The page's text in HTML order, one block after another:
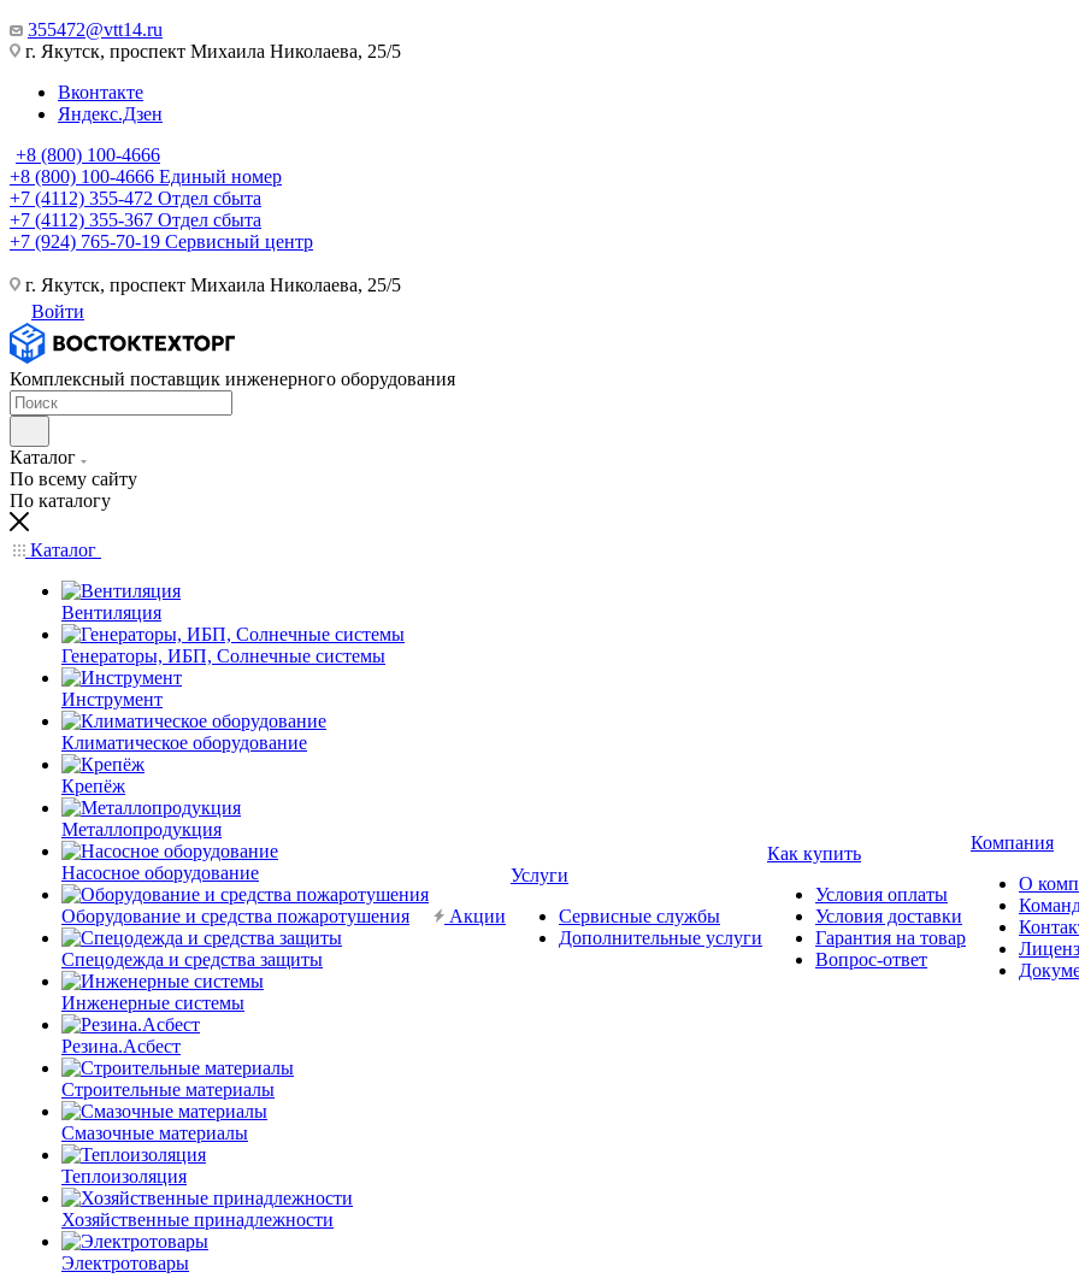
355472@vtt14.ru
г. Якутск, проспект Михаила Николаева, 25/5
Вконтакте
Яндекс.Дзен
+8 (800) 100-4666
+8 (800) 100-4666 Единый номер
+7 (4112) 355-472 Отдел сбыта
+7 (4112) 355-367 Отдел сбыта
+7 (924) 765-70-19 Сервисный центр
г. Якутск, проспект Михаила Николаева, 25/5
Войти
Комплексный поставщик инженерного оборудования
Каталог
По всему сайту
По каталогу
Каталог
Вентиляция
Генераторы, ИБП, Солнечные системы
Инструмент
Климатическое оборудование
Крепёж
Металлопродукция
Насосное оборудование
Оборудование и средства пожаротушения
Спецодежда и средства защиты
Инженерные системы
Резина.Асбест
Строительные материалы
Смазочные материалы
Теплоизоляция
Хозяйственные принадлежности
Электротовары
Акции
Услуги
Сервисные службы
Дополнительные услуги
Как купить
Условия оплаты
Условия доставки
Гарантия на товар
Вопрос-ответ
Компания
О